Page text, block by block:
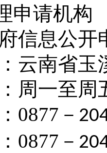
申请机构
信息公开
云南省玉
周一至周
0877 －
0877 －